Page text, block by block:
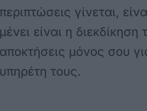
περιπτώσεις γίνεται,
μένει είναι η
αποκτήσεις μόνος σου
υπηρέτη τους.